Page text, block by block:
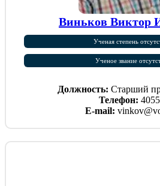
Виньков Виктор
Ученая степень
Ученое звание
Должность: Старший
Телефон:
E-mail: